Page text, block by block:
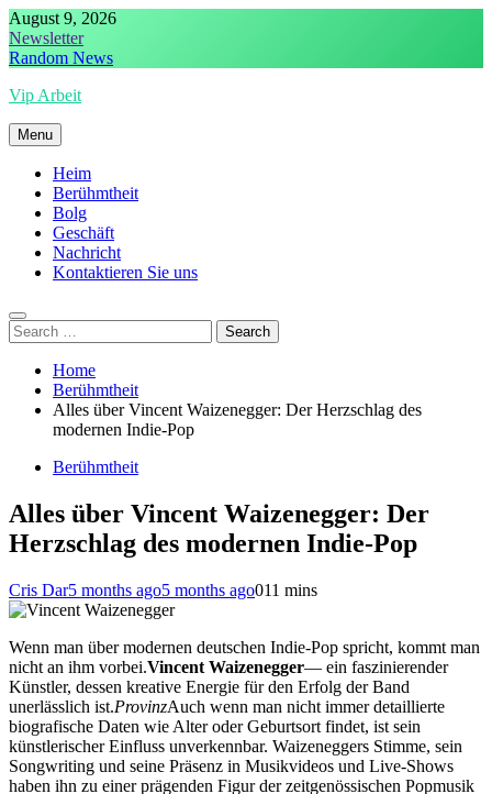
Skip
to
content
August 9, 2026
Newsletter
Random News
Vip Arbeit
Menu
Heim
Berühmtheit
Bolg
Geschäft
Nachricht
Kontaktieren Sie uns
Search
for:
Home
Berühmtheit
Alles über Vincent Waizenegger: Der Herzschlag des
modernen Indie-Pop
Berühmtheit
Alles über Vincent Waizenegger: Der
Herzschlag des modernen Indie-Pop
Cris Dar5 months ago5 months ago011 mins
Wenn man über modernen deutschen Indie-Pop spricht, kommt man
nicht an ihm vorbei.Vincent Waizenegger— ein faszinierender
Künstler, dessen kreative Energie für den Erfolg der Band
unerlässlich ist.ProvinzAuch wenn man nicht immer detaillierte
biografische Daten wie Alter oder Geburtsort findet, ist sein
künstlerischer Einfluss unverkennbar. Waizeneggers Stimme, sein
Songwriting und seine Präsenz in Musikvideos und Live-Shows
haben ihn zu einer prägenden Figur der zeitgenössischen Popmusik